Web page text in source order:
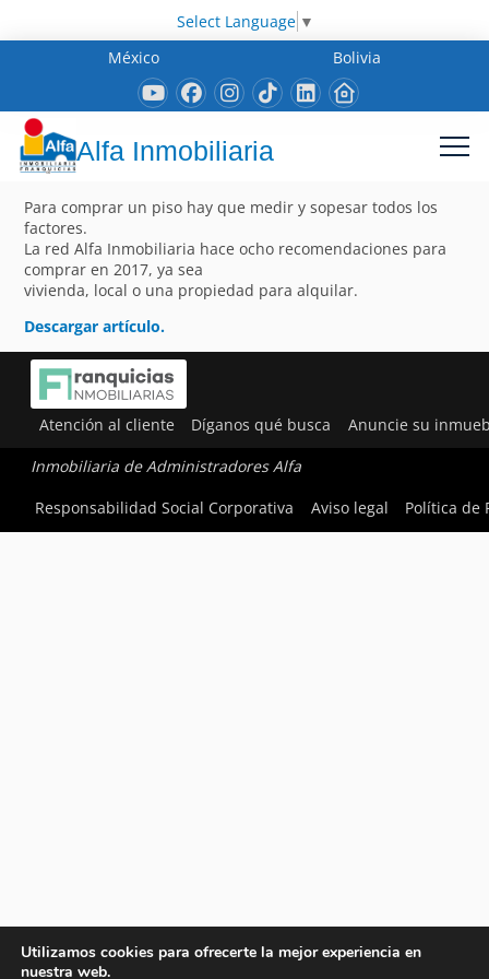
Select Language ▼
México
Bolivia
Alfa Inmobiliaria
Para comprar un piso hay que medir y sopesar todos los
factores.
La red Alfa Inmobiliaria hace ocho recomendaciones para
comprar en 2017, ya sea
vivienda, local o una propiedad para alquilar.
Descargar artículo.
Atención al cliente Díganos qué busca Anuncie su
Inmobiliaria de Administradores Alfa
Responsabilidad Social Corporativa
Aviso legal Política de
Utilizamos cookies para ofrecerte la mejor experiencia en
nuestra web.